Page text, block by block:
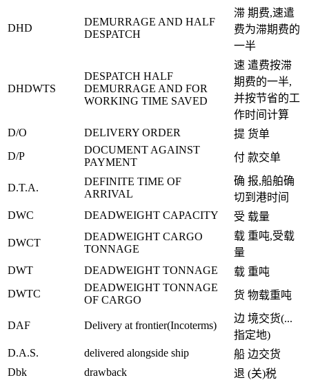
DHD
DEMURRAGE AND HALF
DESPATCH
滞 期费,速遣
费为滞期费的
一半
DHDWTS
DESPATCH HALF
DEMURRAGE AND FOR
WORKING TIME SAVED
速 遣费按滞
期费的一半,
并按节省的工
作时间计算
D/O
DELIVERY ORDER
提 货单
D/P
DOCUMENT AGAINST
PAYMENT
付 款交单
D.T.A.
DEFINITE TIME OF
ARRIVAL
确 报,船舶确
切到港时间
DWC
DEADWEIGHT CAPACITY 受 载量
DWCT
DEADWEIGHT CARGO
TONNAGE
载 重吨,受载
量
DWT
DEADWEIGHT TONNAGE
载 重吨
DWTC
DEADWEIGHT TONNAGE
OF CARGO
货 物载重吨
DAF Delivery at frontier(Incoterms)
边 境交货(...
指定地)
D.A.S.
delivered alongside ship
船 边交货
Dbk
drawback 退 (关)税